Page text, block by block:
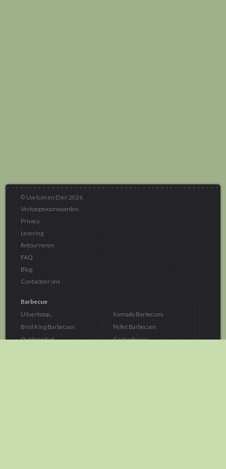
© Uw tuin en Dier 2026
Verkoopsvoorwaarden
Privacy
Levering
Retourneren
FAQ
Blog
Contacteer ons
Barbecue
Uitverkoop...
Broil King Barbecues
Outdoorchef...
Kamado Barbecues
Pellet Barbecues
Gasbarbecue